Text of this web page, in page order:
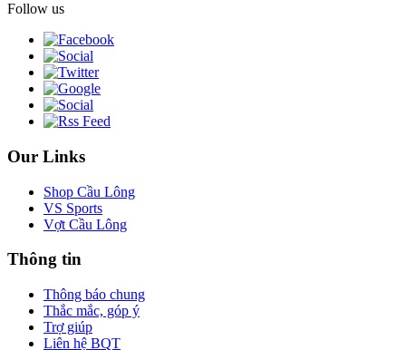
Follow us
Our Links
Shop Cầu Lông
VS Sports
Vợt Cầu Lông
Thông tin
Thông báo chung
Thắc mắc, góp ý
Trợ giúp
Liên hệ BQT